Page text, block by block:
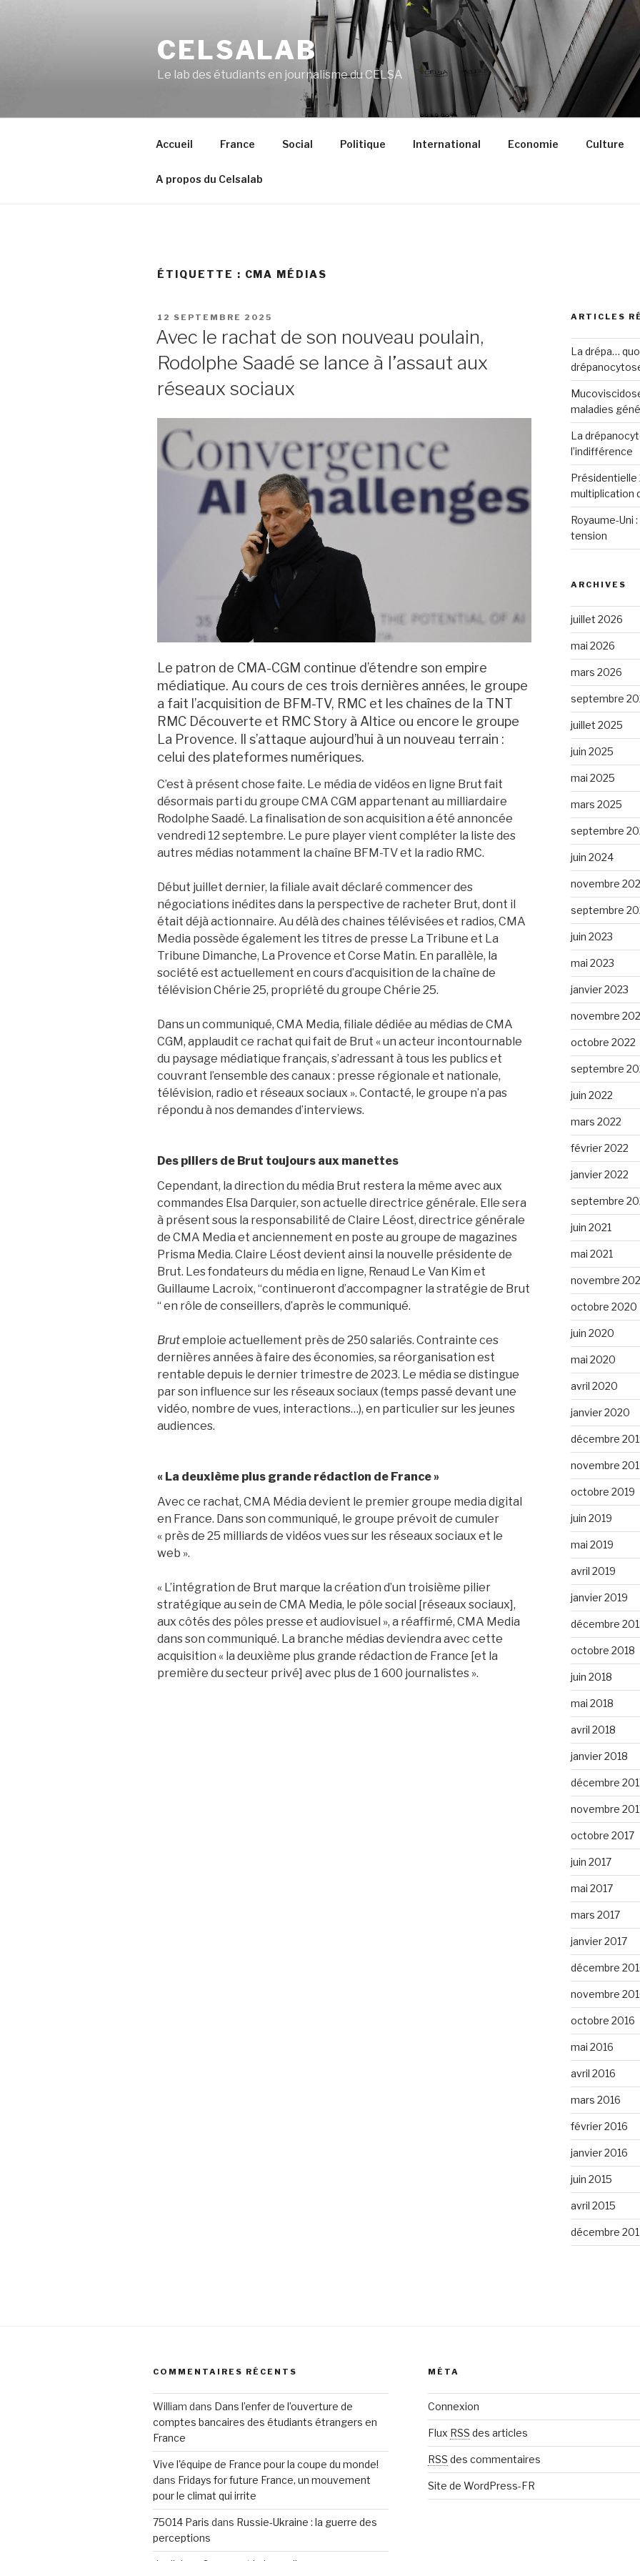
CELSALAB
Le lab des étudiants en journalisme du CELSA
Accueil France Social Politique International Economie Culture
A propos du Celsalab
ÉTIQUETTE : CMA MÉDIAS
PUBLIÉ
LE
12 SEPTEMBRE 2025
Avec le rachat de son nouveau poulain,
Rodolphe Saadé se lance à l’assaut aux
réseaux sociaux
Le patron de CMA-CGM continue d’étendre son empire
médiatique. Au cours de ces trois dernières années, le groupe
a fait l’acquisition de BFM-TV, RMC et les chaînes de la TNT
RMC Découverte et RMC Story à Altice ou encore le groupe
La Provence. Il s’attaque aujourd’hui à un nouveau terrain :
celui des plateformes numériques.
C’est à présent chose faite. Le média de vidéos en ligne Brut fait
désormais parti du groupe CMA CGM appartenant au milliardaire
Rodolphe Saadé. La finalisation de son acquisition a été annoncée
vendredi 12 septembre. Le pure player vient compléter la liste des
autres médias notamment la chaîne BFM-TV et la radio RMC.
Début juillet dernier, la filiale avait déclaré commencer des
négociations inédites dans la perspective de racheter Brut, dont il
était déjà actionnaire. Au délà des chaines télévisées et radios, CMA
Media possède également les titres de presse La Tribune et La
Tribune Dimanche, La Provence et Corse Matin. En parallèle, la
société est actuellement en cours d’acquisition de la chaîne de
télévision Chérie 25, propriété du groupe Chérie 25.
Dans un communiqué, CMA Media, filiale dédiée au médias de CMA
CGM, applaudit ce rachat qui fait de Brut « un acteur incontournable
du paysage médiatique français, s’adressant à tous les publics et
couvrant l’ensemble des canaux : presse régionale et nationale,
télévision, radio et réseaux sociaux ». Contacté, le groupe n’a pas
répondu à nos demandes d’interviews.
Des piliers de Brut toujours aux manettes
Cependant, la direction du média Brut restera la même avec aux
commandes Elsa Darquier, son actuelle directrice générale. Elle sera
à présent sous la responsabilité de Claire Léost, directrice générale
de CMA Media et anciennement en poste au groupe de magazines
Prisma Media. Claire Léost devient ainsi la nouvelle présidente de
Brut. Les fondateurs du média en ligne, Renaud Le Van Kim et
Guillaume Lacroix, “continueront d’accompagner la stratégie de Brut
“ en rôle de conseillers, d’après le communiqué.
Brutemploie actuellement près de 250 salariés. Contrainte ces
dernières années à faire des économies, sa réorganisation est
rentable depuis le dernier trimestre de 2023. Le média se distingue
par son influence sur les réseaux sociaux (temps passé devant une
vidéo, nombre de vues, interactions…), en particulier sur les jeunes
audiences.
« La deuxième plus grande rédaction de France »
Avec ce rachat, CMA Média devient le premier groupe media digital
en France. Dans son communiqué, le groupe prévoit de cumuler
« près de 25 milliards de vidéos vues sur les réseaux sociaux et le
web ».
« L’intégration de Brut marque la création d’un troisième pilier
stratégique au sein de CMA Media, le pôle social [réseaux sociaux],
aux côtés des pôles presse et audiovisuel », a réaffirmé, CMA Media
dans son communiqué. La branche médias deviendra avec cette
acquisition « la deuxième plus grande rédaction de France [et la
première du secteur privé] avec plus de 1 600 journalistes ».
ARTICLES
La drépa…
maladies
La
l’indifférence
Présidentielle
multiplication
Royaume-Uni
tension
ARCHIVES
juillet 2026
mai 2026
mars 2026
septembre
juillet 2025
juin 2025
mai 2025
mars 2025
septembre
juin 2024
novembre
septembre
juin 2023
mai 2023
janvier 2023
novembre
octobre 2022
septembre
juin 2022
mars 2022
février 2022
janvier 2022
septembre
juin 2021
mai 2021
novembre
octobre 2020
juin 2020
mai 2020
avril 2020
janvier 2020
décembre
novembre
octobre 2019
juin 2019
mai 2019
avril 2019
janvier 2019
décembre
octobre 2018
juin 2018
mai 2018
avril 2018
janvier 2018
décembre
novembre
octobre 2017
juin 2017
mai 2017
mars 2017
janvier 2017
décembre
novembre
octobre 2016
mai 2016
avril 2016
mars 2016
février 2016
janvier 2016
juin 2015
avril 2015
décembre
COMMENTAIRES RÉCENTS
William dans Dans l’enfer de l’ouverture de
comptes bancaires des étudiants étrangers en
France
Vive l'équipe de France pour la coupe du monde!
dans Fridays for future France, un mouvement
pour le climat qui irrite
75014 Paris dans Russie-Ukraine : la guerre des
perceptions
MÉTA
Connexion
Flux RSS des articles
RSS des commentaires
Site de WordPress-FR